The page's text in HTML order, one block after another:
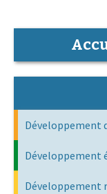
Développement
Développement
Développement